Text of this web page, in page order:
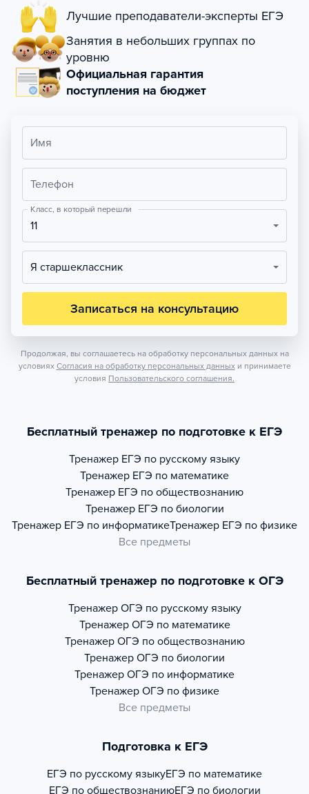
Лучшие преподаватели-эксперты ЕГЭ
Занятия в небольших группах по
уровню
Официальная гарантия
поступления на бюджет
Имя
Телефон
Класс, в который перешли
11
Я старшеклассник
Записаться на консультацию
Продолжая, вы соглашаетесь на обработку персональных данных на
условиях Согласия на обработку персональных данных и принимаете
условия Пользовательского соглашения.
Бесплатный тренажер по подготовке к ЕГЭ
Тренажер ЕГЭ по русскому языку
Тренажер ЕГЭ по математике
Тренажер ЕГЭ по обществознанию
Тренажер ЕГЭ по биологии
Тренажер ЕГЭ по информатикеТренажер ЕГЭ по физике
Все предметы
Бесплатный тренажер по подготовке к ОГЭ
Тренажер ОГЭ по русскому языку
Тренажер ОГЭ по математике
Тренажер ОГЭ по обществознанию
Тренажер ОГЭ по биологии
Тренажер ОГЭ по информатике
Тренажер ОГЭ по физике
Все предметы
Подготовка к ЕГЭ
ЕГЭ по русскому языкуЕГЭ по математике
ЕГЭ по обществознаниюЕГЭ по биологии